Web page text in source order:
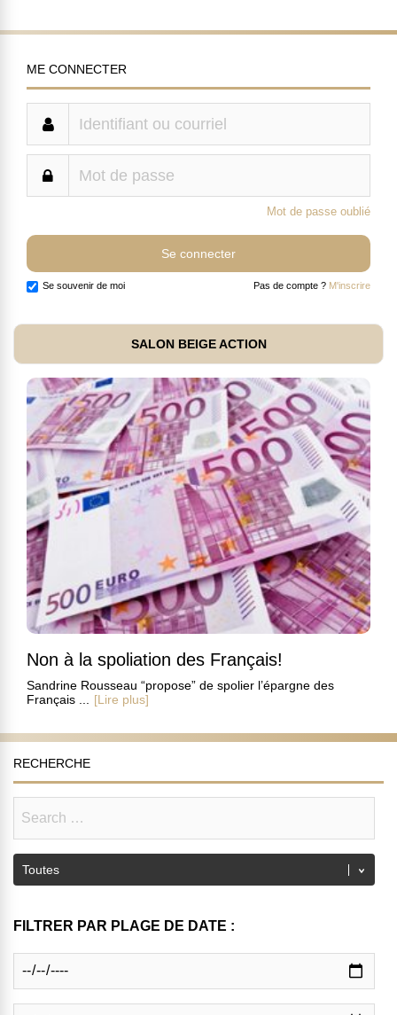
ME CONNECTER
Mot de passe oublié
Se souvenir de moi Pas de compte ? M'inscrire
SALON BEIGE ACTION
Non à la spoliation des Français!
Sandrine Rousseau “propose” de spolier l’épargne des
Français ...
[Lire plus]
RECHERCHE
FILTRER PAR PLAGE DE DATE :